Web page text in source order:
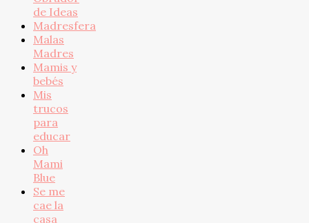
de Ideas
Madresfera
Malas
Madres
Mamis y
bebés
Mis
trucos
para
educar
Oh
Mami
Blue
Se me
cae la
casa